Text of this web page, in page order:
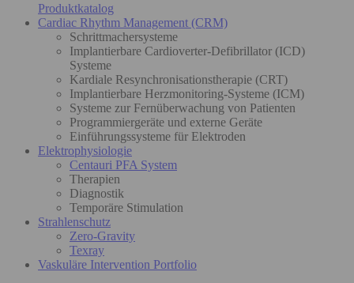
Produktkatalog
Cardiac Rhythm Management (CRM)
Schrittmachersysteme
Implantierbare Cardioverter-Defibrillator (ICD)
Systeme
Kardiale Resynchronisationstherapie (CRT)
Implantierbare Herzmonitoring-Systeme (ICM)
Systeme zur Fernüberwachung von Patienten
Programmiergeräte und externe Geräte
Einführungssysteme für Elektroden
Elektrophysiologie
Centauri PFA System
Therapien
Diagnostik
Temporäre Stimulation
Strahlenschutz
Zero-Gravity
Texray
Vaskuläre Intervention Portfolio